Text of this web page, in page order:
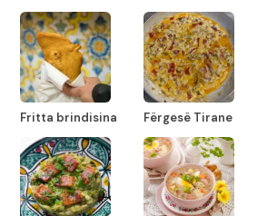
Fritta brindisina Fërgesë Tirane